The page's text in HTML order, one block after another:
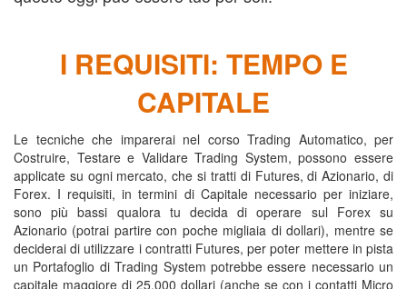
I REQUISITI: TEMPO E
CAPITALE
Le tecniche che imparerai nel corso Trading Automatico, per
Costruire, Testare e Validare Trading System, possono essere
applicate su ogni mercato, che si tratti di Futures, di Azionario, di
Forex. I requisiti, in termini di Capitale necessario per iniziare,
sono più bassi qualora tu decida di operare sul Forex su
Azionario (potrai partire con poche migliaia di dollari), mentre se
deciderai di utilizzare i contratti Futures, per poter mettere in pista
un Portafoglio di Trading System potrebbe essere necessario un
capitale maggiore di 25.000 dollari (anche se con i contatti Micro